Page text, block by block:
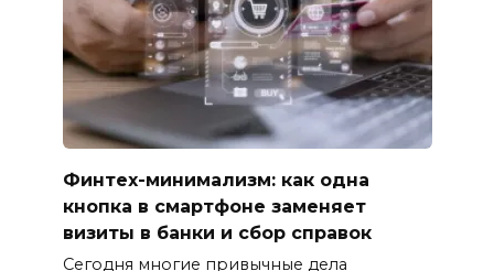
Финтех-минимализм: как одна
кнопка в смартфоне заменяет
визиты в банки и сбор справок
Сегодня многие привычные дела